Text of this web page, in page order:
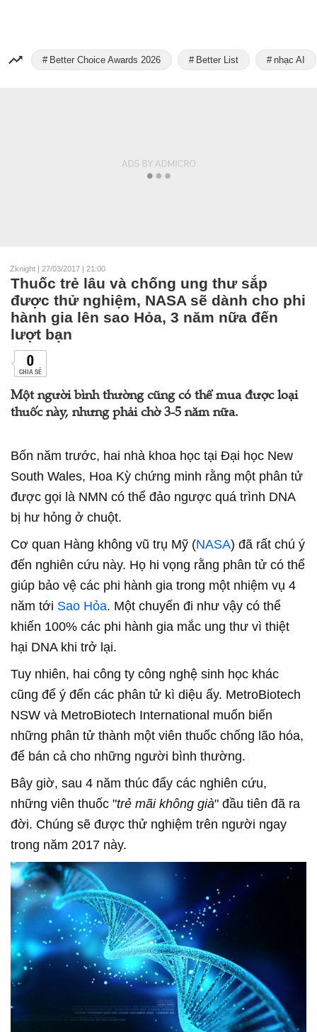
Better Choice Awards 2026 Better List nhạc AI
Zknight | 27/03/2017 | 21:00
Thuốc trẻ lâu và chống ung thư sắp
được thử nghiệm, NASA sẽ dành cho phi
hành gia lên sao Hỏa, 3 năm nữa đến
lượt bạn
0
CHIA SẺ
Một người bình thường cũng có thể mua được loại
thuốc này, nhưng phải chờ 3-5 năm nữa.
Bốn năm trước, hai nhà khoa học tại Đại học New
South Wales, Hoa Kỳ chứng minh rằng một phân tử
được gọi là NMN có thể đảo ngược quá trình DNA
bị hư hỏng ở chuột.
Cơ quan Hàng không vũ trụ Mỹ (NASA) đã rất chú ý
đến nghiên cứu này. Họ hi vọng rằng phân tử có thể
giúp bảo vệ các phi hành gia trong một nhiệm vụ 4
năm tới Sao Hỏa. Một chuyến đi như vậy có thể
khiến 100% các phi hành gia mắc ung thư vì thiệt
hại DNA khi trở lại.
Tuy nhiên, hai công ty công nghệ sinh học khác
cũng để ý đến các phân tử kì diệu ấy. MetroBiotech
NSW và MetroBiotech International muốn biến
những phân tử thành một viên thuốc chống lão hóa,
để bán cả cho những người bình thường.
Bây giờ, sau 4 năm thúc đẩy các nghiên cứu,
những viên thuốc "trẻ mãi không già" đầu tiên đã ra
đời. Chúng sẽ được thử nghiệm trên người ngay
trong năm 2017 này.